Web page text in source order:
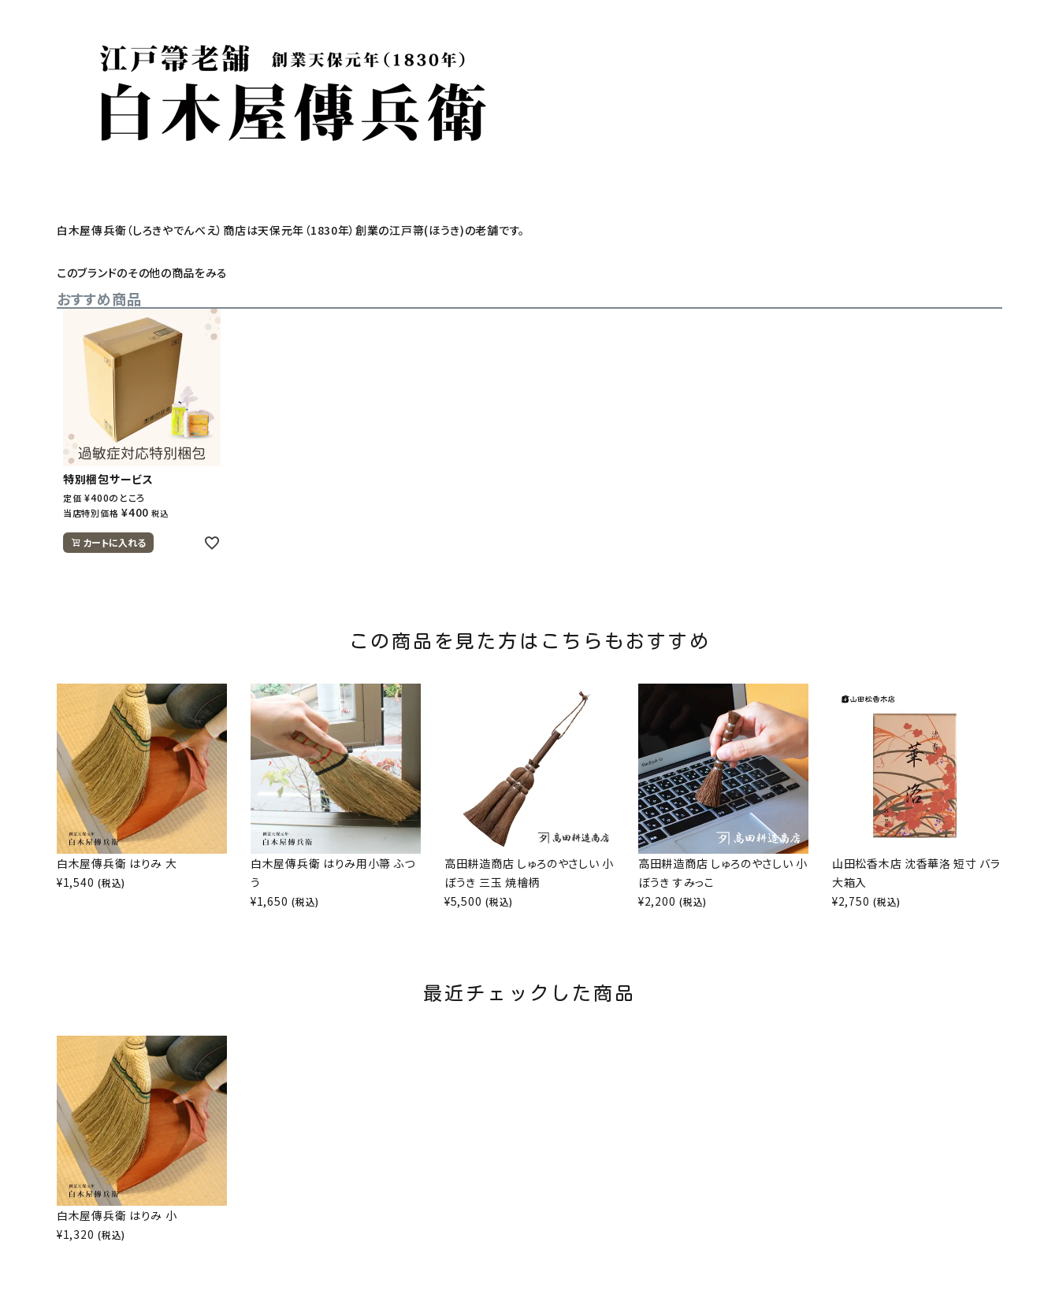
ようこそ ゲスト 様
白木屋傳兵衛（しろきやでんべえ）商店は天保元年（1830年）創業の江戸箒(ほうき)の老舗です。
このブランドのその他の商品をみる
おすすめ商品
特別梱包サービス
定価 ¥400のところ
当店特別価格 ¥400 税込
カートに入れる
この商品を見た方はこちらもおすすめ
白木屋傳兵衛 はりみ 大
¥1,540 (税込)
白木屋傳兵衛 はりみ用小箒 ふつ
う
¥1,650 (税込)
高田耕造商店 しゅろのやさしい 小
ぼうき 三玉 焼檜柄
¥5,500 (税込)
高田耕造商店 しゅろのやさしい 小
ぼうき すみっこ
¥2,200 (税込)
山田松香木店 沈香華洛 短寸 バラ
大箱入
¥2,750 (税込)
最近チェックした商品
白木屋傳兵衛 はりみ 小
¥1,320 (税込)